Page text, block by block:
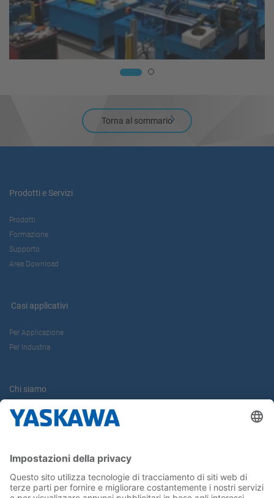
Torna al sommario
Prodotti e Servizi
Prodotti
Formazione
Supporto
Area Download
Casi applicativi
Per Applicazione
Per Industria
Chi siamo
Yaskawa Europe Gmbh
Conferma la tua presenza in Yaskawa